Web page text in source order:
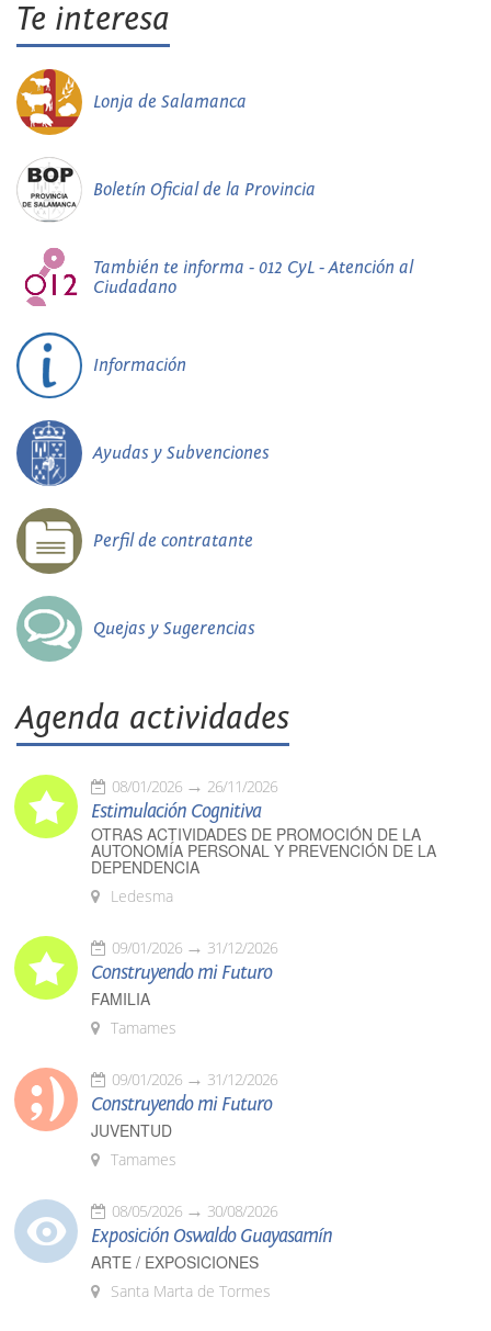
Te interesa
Lonja de Salamanca
Boletín Oficial de la Provincia
También te informa - 012 CyL - Atención al
Ciudadano
Información
Ayudas y Subvenciones
Perfil de contratante
Quejas y Sugerencias
Agenda actividades
08/01/2026 26/11/2026
Estimulación Cognitiva
OTRAS ACTIVIDADES DE PROMOCIÓN DE LA
AUTONOMÍA PERSONAL Y PREVENCIÓN DE LA
DEPENDENCIA
Ledesma
09/01/2026 31/12/2026
Construyendo mi Futuro
FAMILIA
Tamames
09/01/2026 31/12/2026
Construyendo mi Futuro
JUVENTUD
Tamames
08/05/2026 30/08/2026
Exposición Oswaldo Guayasamín
ARTE / EXPOSICIONES
Santa Marta de Tormes